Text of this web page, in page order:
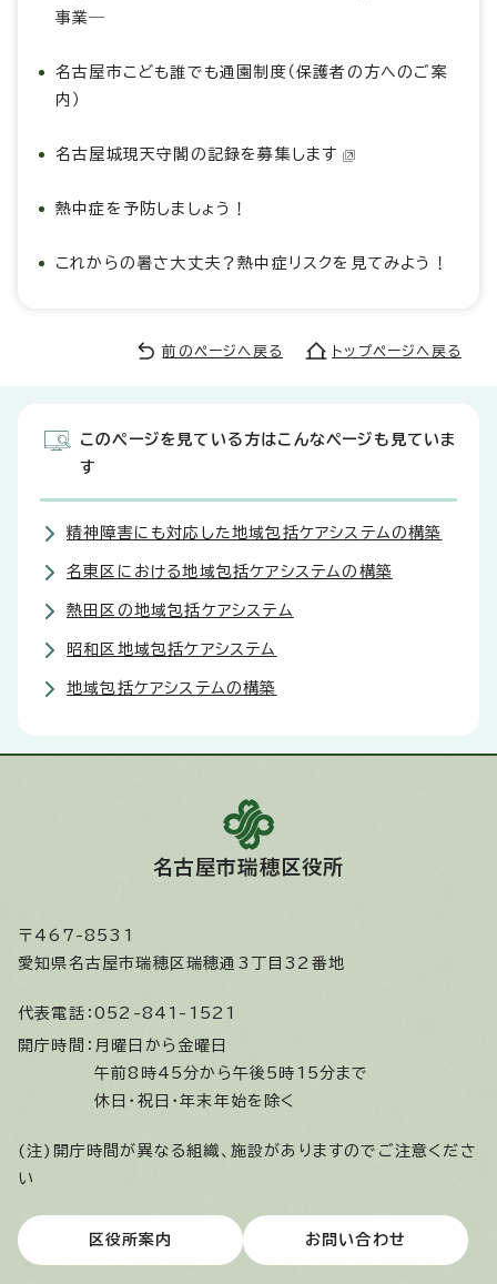
事業―
名古屋市こども誰でも通園制度（保護者の方へのご案
内）
名古屋城現天守閣の記録を募集します
熱中症を予防しましょう！
これからの暑さ大丈夫？熱中症リスクを見てみよう！
前のページへ戻る トップページへ戻る
このページを見ている方はこんなページも見ていま
す
精神障害にも対応した地域包括ケアシステムの構築
名東区における地域包括ケアシステムの構築
熱田区の地域包括ケアシステム
昭和区地域包括ケアシステム
地域包括ケアシステムの構築
名古屋市瑞穂区役所
〒467-8531
愛知県名古屋市瑞穂区瑞穂通3丁目32番地
代表電話： 052-841-1521
開庁時間： 月曜日から金曜日
午前8時45分から午後5時15分まで
休日・祝日・年末年始を除く
(注)開庁時間が異なる組織、施設がありますのでご注意くださ
い
区役所案内 お問い合わせ